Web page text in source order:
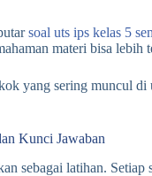
soal uts ips kelas 5
materi bisa
yang sering muncul
Kunci Jawaban
sebagai latihan.